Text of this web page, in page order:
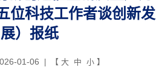
位科技工作者谈创新发
展）报纸
01-06 | 【 大 中 小】